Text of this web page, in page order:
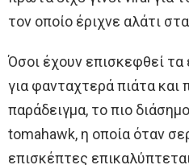
τον οποίο έριχνε αλάτι
Όσοι έχουν επισκεφθεί τα
για φανταχτερά πιάτα και
παράδειγμα, το πιο
tomahawk, η οποία όταν
επισκέπτες